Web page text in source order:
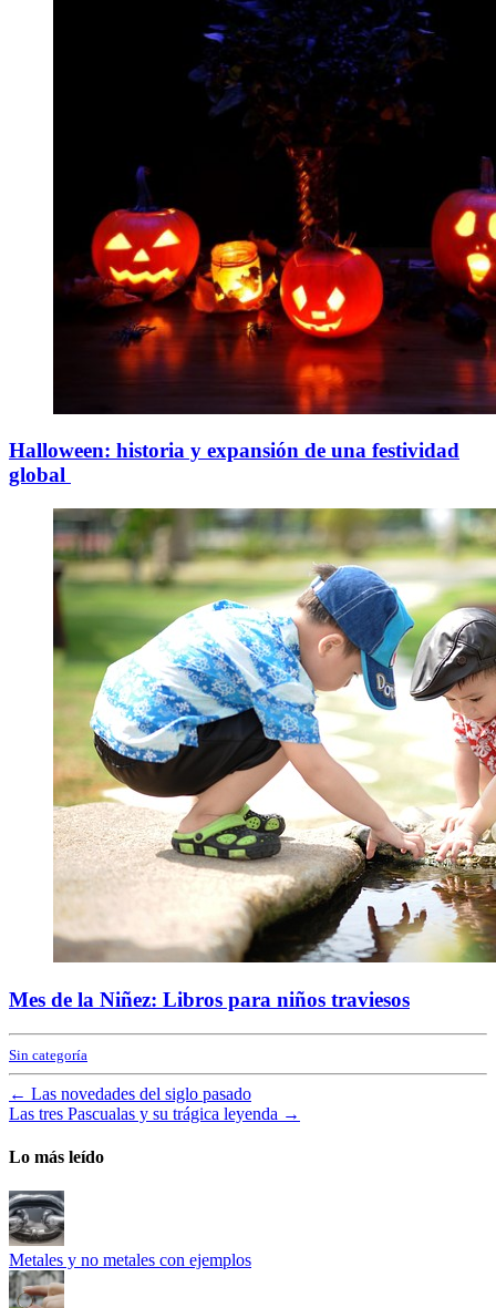
Halloween: historia y expansión de una festividad
global
Mes de la Niñez: Libros para niños traviesos
Sin categoría
← Las novedades del siglo pasado
Las tres Pascualas y su trágica leyenda →
Lo más leído
Metales y no metales con ejemplos